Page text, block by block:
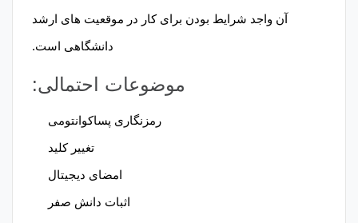
آن واجد شرایط بودن برای کار در موقعیت های ارشد
دانشگاهی است.
موضوعات احتمالی:
رمزنگاری پساکوانتومی
تغییر کلید
امضای دیجیتال
اثبات دانش صفر